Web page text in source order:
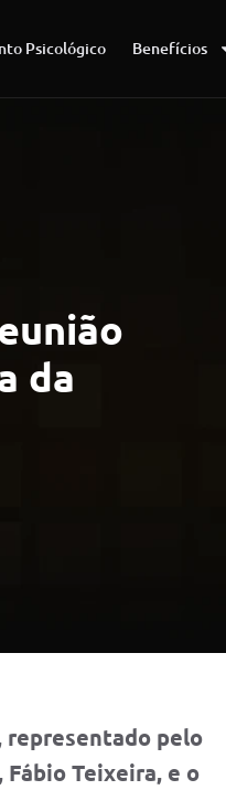
Psicológico Benefícios
da
representado pelo
Teixeira, e o